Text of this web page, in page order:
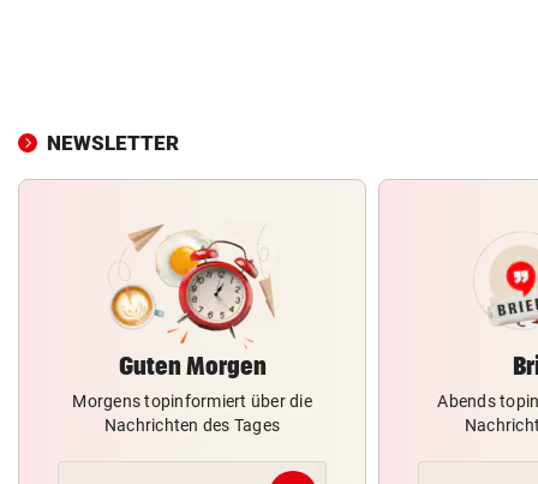
NEWSLETTER
Guten Morgen
Morgens topinformiert über die
Nachrichten des Tages
Abends